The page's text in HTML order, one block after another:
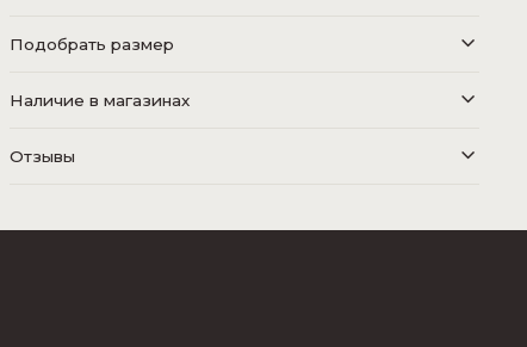
Подобрать размер
Наличие в магазинах
Отзывы